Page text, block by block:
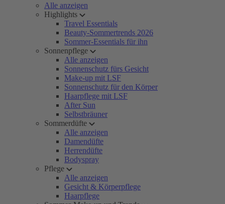
Alle anzeigen
Highlights
Travel Essentials
Beauty-Sommertrends 2026
Sommer-Essentials für ihn
Sonnenpflege
Alle anzeigen
Sonnenschutz fürs Gesicht
Make-up mit LSF
Sonnenschutz für den Körper
Haarpflege mit LSF
After Sun
Selbstbräuner
Sommerdüfte
Alle anzeigen
Damendüfte
Herrendüfte
Bodyspray
Pflege
Alle anzeigen
Gesicht & Körperpflege
Haarpflege